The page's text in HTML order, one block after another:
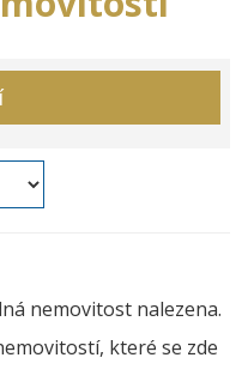
nemovitost nalezena.
které se zde